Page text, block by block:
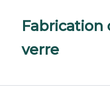
Fabrication
verre